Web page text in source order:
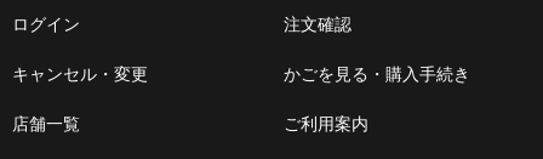
ログイン 注文確認
キャンセル・変更 かごを見る・購入手続き
店舗一覧 ご利用案内